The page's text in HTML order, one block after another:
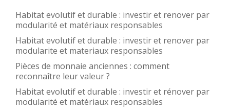
Habitat evolutif et durable : investir et renover par
modularité et matériaux responsables
Habitat evolutif et durable : investir et renover par
modularite et materiaux responsables
Pièces de monnaie anciennes : comment
reconnaître leur valeur ?
Habitat evolutif et durable : investir et rénover par
modularité et matériaux responsables